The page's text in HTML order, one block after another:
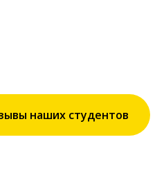
наших студентов